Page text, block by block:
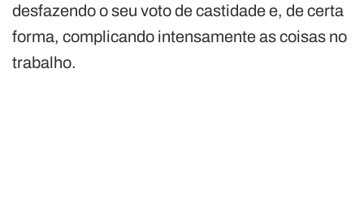
desfazendo o seu voto de castidade e, de certa
forma, complicando intensamente as coisas no
trabalho.